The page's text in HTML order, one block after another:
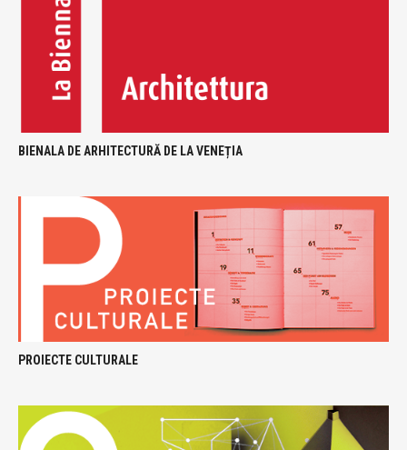
BIENALA DE ARHITECTURĂ DE LA VENEȚIA
PROIECTE CULTURALE